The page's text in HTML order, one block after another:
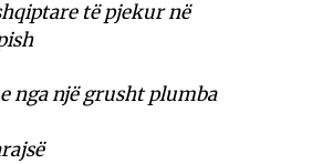
të pjekur në
nga një grusht plumba